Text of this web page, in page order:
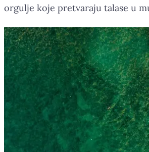
orgulje koje pretvaraju talase u